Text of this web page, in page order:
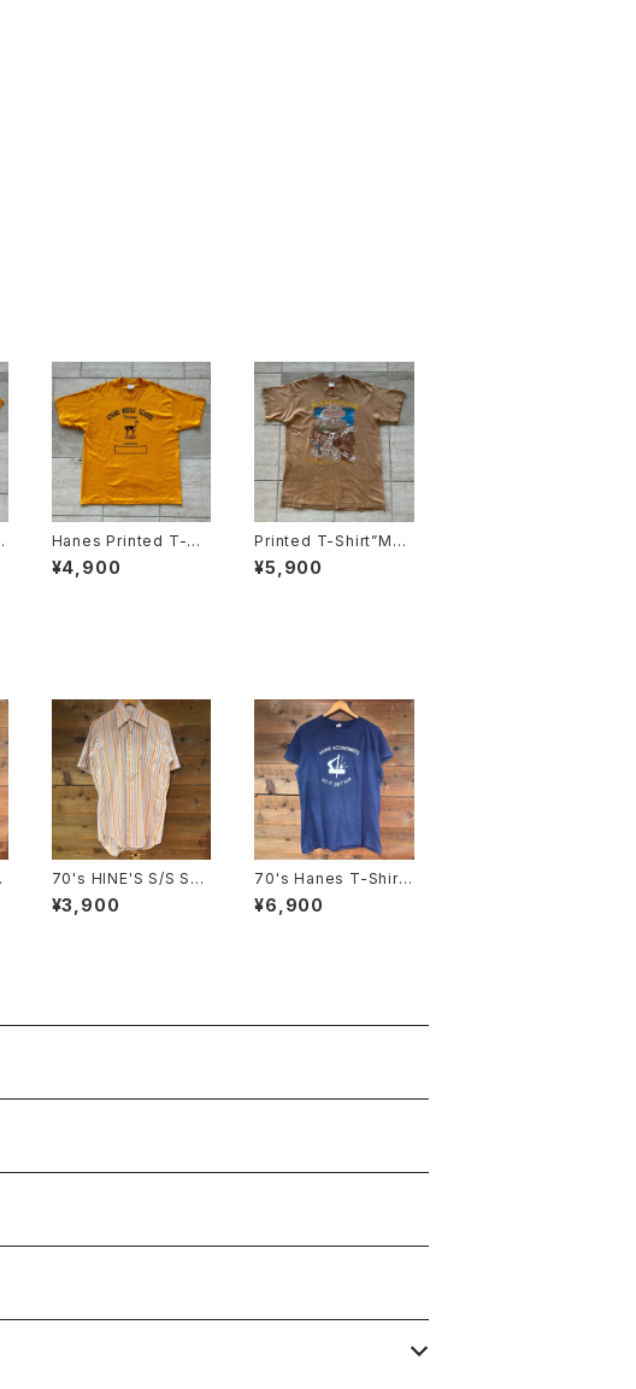
Hanes Printed T-Sh
irt “MADE IN USA”
¥4,900
Printed T-Shirt”MA
DE IN USA”
¥5,900
70's HINE'S S/S Shir
t SIZE:14.1/2
¥3,900
70's Hanes T-Shirt
SIZE:L
¥6,900